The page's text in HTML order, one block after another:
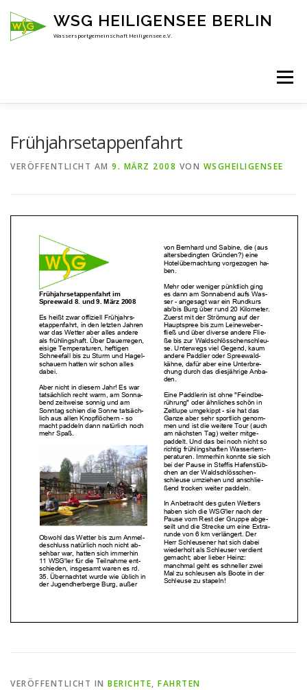
Inhalt
springen
WSG HEILIGENSEE BERLIN
Wassersportgemeinschaft Heiligensee e.V.
Menü
Frühjahrsetappenfahrt
VERÖFFENTLICHT AM 9. MÄRZ 2008 VON WSGHEILIGENSEE
VERÖFFENTLICHT IN BERICHTE, FAHRTEN